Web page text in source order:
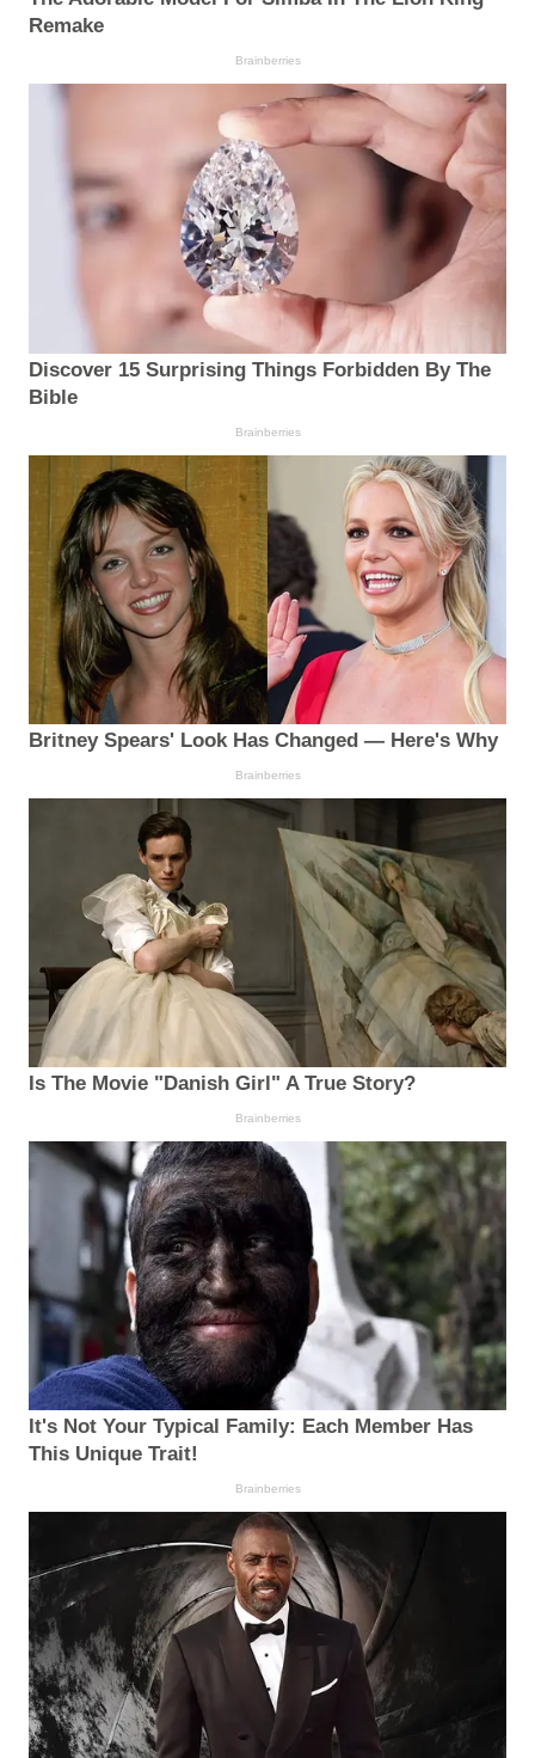
Remake
Brainberries
Discover 15 Surprising Things Forbidden By The
Bible
Brainberries
Britney Spears' Look Has Changed — Here's Why
Brainberries
Is The Movie "Danish Girl" A True Story?
Brainberries
It's Not Your Typical Family: Each Member Has
This Unique Trait!
Brainberries